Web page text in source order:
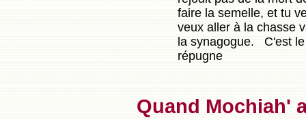
faire la semelle, et tu
veux aller à la chasse
la synagogue. C'est le
répugne
Quand Mochiah'